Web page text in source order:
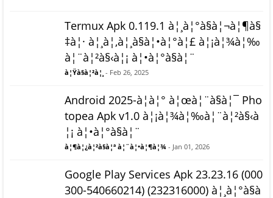
Termux Apk 0.119.1 à¦¸à¦°à§à¦¬à¦¶à§
‡à¦· à¦¸à¦‚à¦¸à§à¦•à¦°à¦£ à¦¡à¦¾à¦‰
à¦¨à¦²à§‹à¦¡ à¦•à¦°à§à¦¨
à¦Ÿà§à¦²à¦¸ - Feb 26, 2025
Android 2025-à¦à¦° à¦œà¦¨à§à¦¯ Pho
topea Apk v1.0 à¦¡à¦¾à¦‰à¦¨à¦²à§‹à
¦¡ à¦•à¦°à§à¦¨
à¦¶à¦¿à¦²à§à¦ª à¦¨à¦•à¦¶à¦¾ - Jan 01, 2026
Google Play Services Apk 23.23.16 (000
300-540660214) (232316000) à¦¸à¦°à§à